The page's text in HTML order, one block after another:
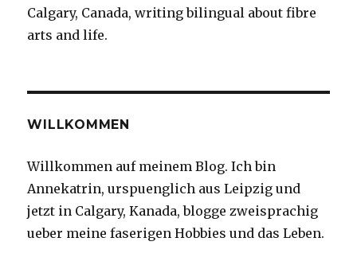
Calgary, Canada, writing bilingual about fibre
arts and life.
WILLKOMMEN
Willkommen auf meinem Blog. Ich bin
Annekatrin, urspuenglich aus Leipzig und
jetzt in Calgary, Kanada, blogge zweisprachig
ueber meine faserigen Hobbies und das Leben.